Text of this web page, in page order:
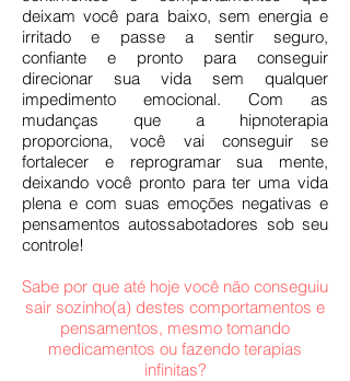
deixam você para baixo, sem energia e
irritado e passe a sentir seguro,
confiante e pronto para conseguir
direcionar sua vida sem qualquer
impedimento emocional. Com as
mudanças que a hipnoterapia
proporciona, você vai conseguir se
fortalecer e reprogramar sua mente,
deixando você pronto para ter uma vida
plena e com suas emoções negativas e
pensamentos autossabotadores sob seu
controle!
Sabe por que até hoje você não conseguiu
sair sozinho(a) destes comportamentos e
pensamentos, mesmo tomando
medicamentos ou fazendo terapias
infinitas?